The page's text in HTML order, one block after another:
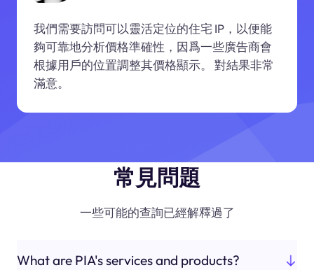
我們需要訪問可以靈活定位的住宅 IP，以便能
夠可靠地分析價格準確性，因爲一些廣告商會
根據用戶的位置調整其價格顯示。 對結果非常
滿意。
常見問題
一些可能的查詢已經解釋過了
What are PIA's services and products?